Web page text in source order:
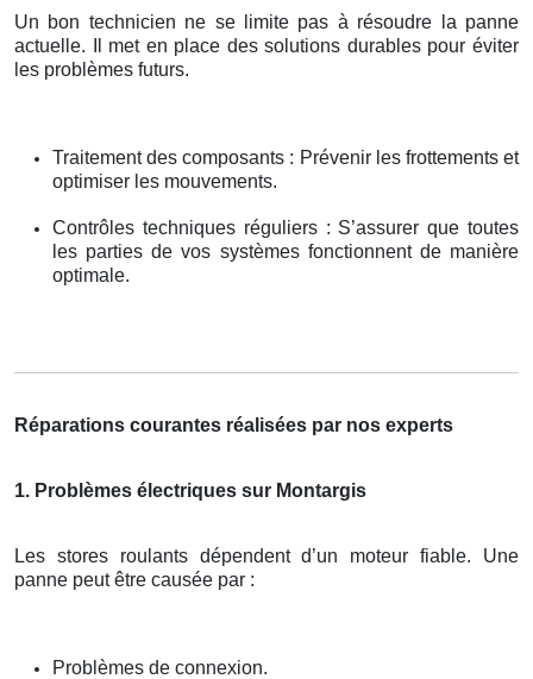
Un bon technicien ne se limite pas à résoudre la panne
actuelle. Il met en place des solutions durables pour éviter
les problèmes futurs.
Traitement des composants : Prévenir les frottements et
optimiser les mouvements.
Contrôles techniques réguliers : S’assurer que toutes
les parties de vos systèmes fonctionnent de manière
optimale.
Réparations courantes réalisées par nos experts
1. Problèmes électriques sur Montargis
Les stores roulants dépendent d’un moteur fiable. Une
panne peut être causée par :
Problèmes de connexion.